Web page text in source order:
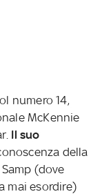
numero 14,
McKennie
Il suo
della
(dove
mai esordire)